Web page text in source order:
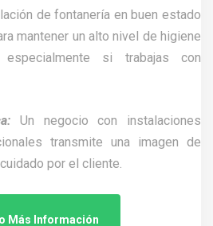
de fontanería en buen estado
mantener un alto nivel de higiene
si trabajas con
Un negocio con instalaciones
transmite una imagen de
por el cliente.
Más Información